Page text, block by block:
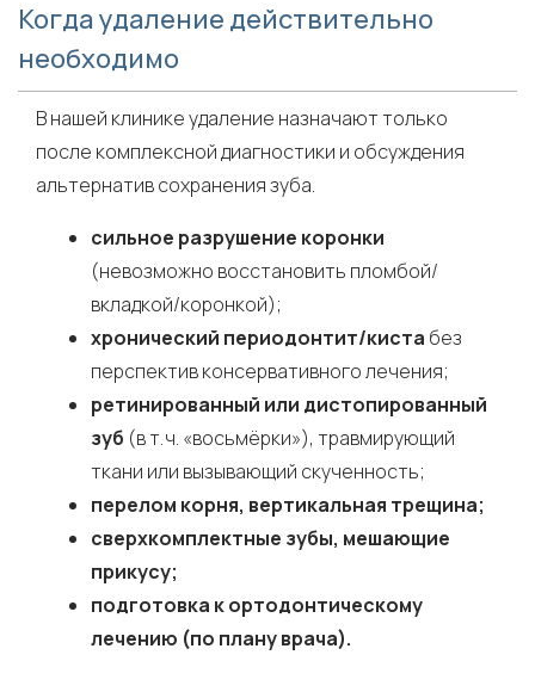
Когда удаление действительно
необходимо
В нашей клинике удаление назначают только
после комплексной диагностики и обсуждения
альтернатив сохранения зуба.
сильное разрушение коронки
(невозможно восстановить пломбой/
вкладкой/коронкой);
хронический периодонтит/киста без
перспектив консервативного лечения;
ретинированный или дистопированный
зуб (в т. ч. «восьмёрки»), травмирующий
ткани или вызывающий скученность;
перелом корня, вертикальная трещина;
сверхкомплектные зубы, мешающие
прикусу;
подготовка к ортодонтическому
лечению (по плану врача).